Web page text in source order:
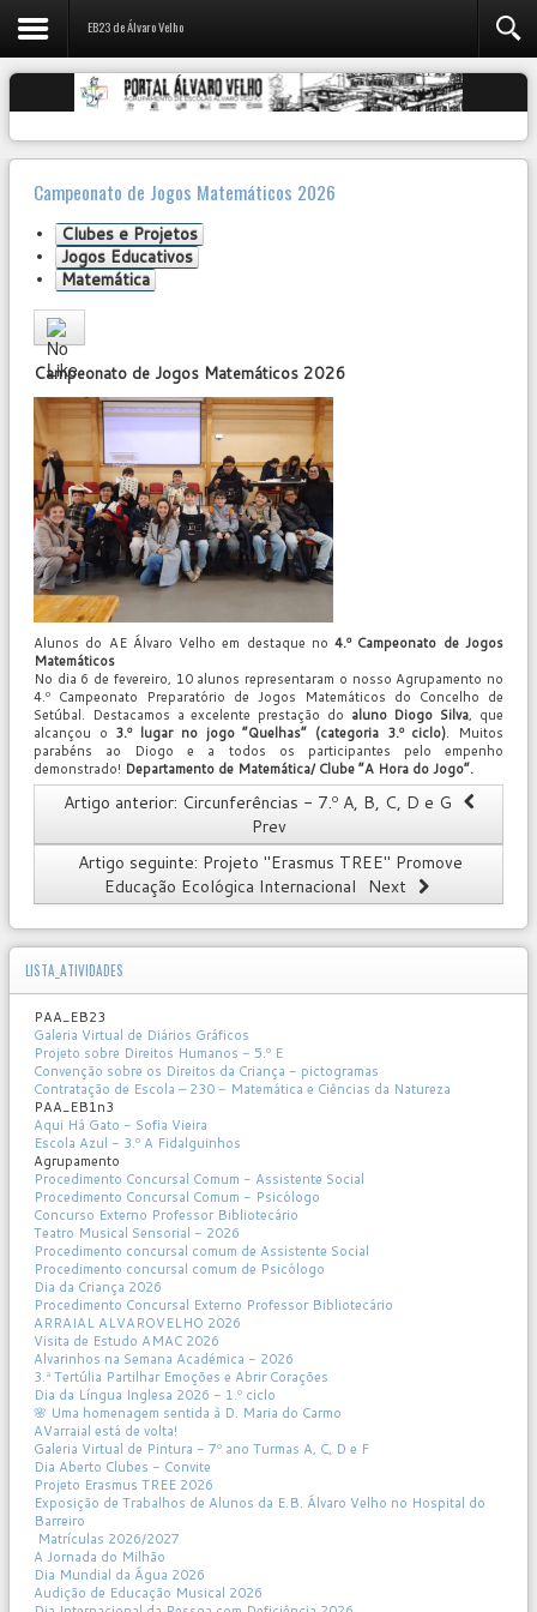
EB23 de Álvaro Velho
Campeonato de Jogos Matemáticos 2026
Clubes e Projetos
Jogos Educativos
Matemática
Rating:
Campeonato de Jogos Matemáticos 2026
Alunos do AE Álvaro Velho em destaque no4.º Campeonato de Jogos
Matemáticos
No dia 6 de fevereiro, 10 alunos representaram o nosso Agrupamento no
4.º Campeonato Preparatório de Jogos Matemáticos do Concelho de
Setúbal. Destacamos a excelente prestação do aluno Diogo Silva, que
alcançou o 3.º lugar no jogo “Quelhas” (categoria 3.º ciclo). Muitos
parabéns ao Diogo e a todos os participantes pelo empenho
demonstrado! Departamento de Matemática/ Clube “A Hora do Jogo”.
Artigo anterior: Circunferências - 7.º A, B, C, D e G
Prev
Artigo seguinte: Projeto "Erasmus TREE" Promove
Educação Ecológica Internacional Next
LISTA_ATIVIDADES
PAA_EB23
Galeria Virtual de Diários Gráficos
Projeto sobre Direitos Humanos - 5.º E
Convenção sobre os Direitos da Criança - pictogramas
Contratação de Escola – 230 - Matemática e Ciências da Natureza
PAA_EB1n3
Aqui Há Gato - Sofia Vieira
Escola Azul - 3.º A Fidalguinhos
Agrupamento
Procedimento Concursal Comum - Assistente Social
Procedimento Concursal Comum - Psicólogo
Concurso Externo Professor Bibliotecário
Teatro Musical Sensorial - 2026
Procedimento concursal comum de Assistente Social
Procedimento concursal comum de Psicólogo
Dia da Criança 2026
Procedimento Concursal Externo Professor Bibliotecário
ARRAIAL ALVAROVELHO 2026
Visita de Estudo AMAC 2026
Alvarinhos na Semana Académica - 2026
3.ª Tertúlia Partilhar Emoções e Abrir Corações
Dia da Língua Inglesa 2026 - 1.º ciclo
🌸 Uma homenagem sentida à D. Maria do Carmo
AVarraial está de volta!
Galeria Virtual de Pintura - 7º ano Turmas A, C, D e F
Dia Aberto Clubes - Convite
Projeto Erasmus TREE 2026
Exposição de Trabalhos de Alunos da E.B. Álvaro Velho no Hospital do
Barreiro
Matrículas 2026/2027
A Jornada do Milhão
Dia Mundial da Água 2026
Audição de Educação Musical 2026